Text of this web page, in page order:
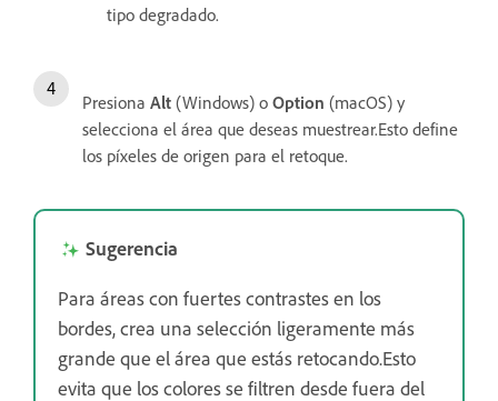
tipo degradado.
Presiona Alt (Windows) o Option (macOS) y
selecciona el área que deseas muestrear.Esto define
los píxeles de origen para el retoque.
Sugerencia
Para áreas con fuertes contrastes en los
bordes, crea una selección ligeramente más
grande que el área que estás retocando.Esto
evita que los colores se filtren desde fuera del